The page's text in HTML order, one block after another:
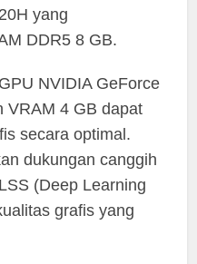
yang
DDR5 8 GB.
NVIDIA GeForce
VRAM 4 GB dapat
secara optimal.
dukungan canggih
(Deep Learning
grafis yang